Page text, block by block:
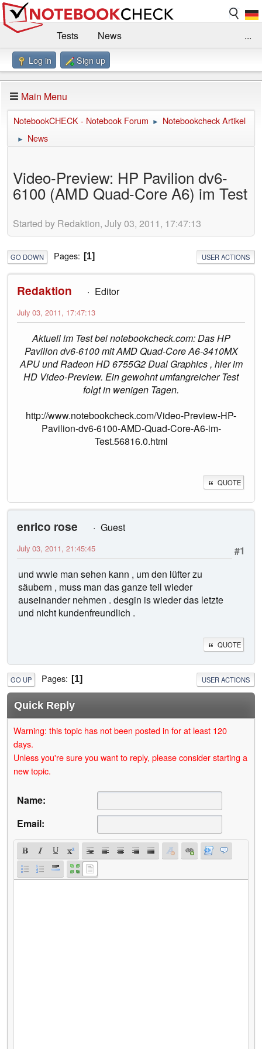
Tests
News
Benchmarks / Technik
Forum
Impressum
...
Log in Sign up
Main Menu
NotebookCHECK - Notebook Forum ► Notebookcheck Artikel
► News
Video-Preview: HP Pavilion dv6-
6100 (AMD Quad-Core A6) im Test
Started by Redaktion, July 03, 2011, 17:47:13
GO DOWN Pages 1 USER ACTIONS
Redaktion Editor
July 03, 2011, 17:47:13
Aktuell im Test bei notebookcheck.com: Das HP
Pavilion dv6-6100 mit AMD Quad-Core A6-3410MX
APU und Radeon HD 6755G2 Dual Graphics , hier im
HD Video-Preview. Ein gewohnt umfangreicher Test
folgt in wenigen Tagen.
http://www.notebookcheck.com/Video-Preview-HP-
Pavilion-dv6-6100-AMD-Quad-Core-A6-im-
Test.56816.0.html
QUOTE
enrico rose
Guest
#1
July 03, 2011, 21:45:45
und wwie man sehen kann , um den lüfter zu
säubern , muss man das ganze teil wieder
auseinander nehmen . desgin is wieder das letzte
und nicht kundenfreundlich .
QUOTE
GO UP Pages 1 USER ACTIONS
Quick Reply
Warning: this topic has not been posted in for at least 120
days.
Unless you're sure you want to reply, please consider starting a
new topic.
Name:
Email: